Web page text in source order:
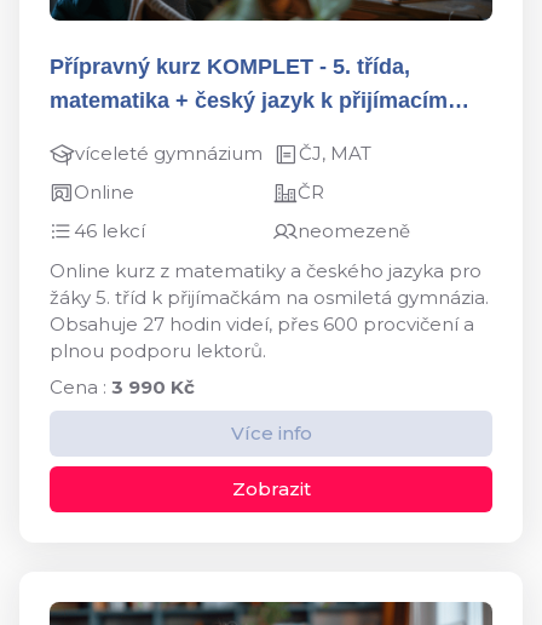
Přípravný kurz KOMPLET - 5. třída,
matematika + český jazyk k přijímacím
víceleté gymnázium
ČJ, MAT
Online
ČR
46 lekcí
neomezeně
Online kurz z matematiky a českého jazyka pro
žáky 5. tříd k přijímačkám na osmiletá gymnázia.
Obsahuje 27 hodin videí, přes 600 procvičení a
plnou podporu lektorů.
Cena : 3 990 Kč
Více info
Zobrazit